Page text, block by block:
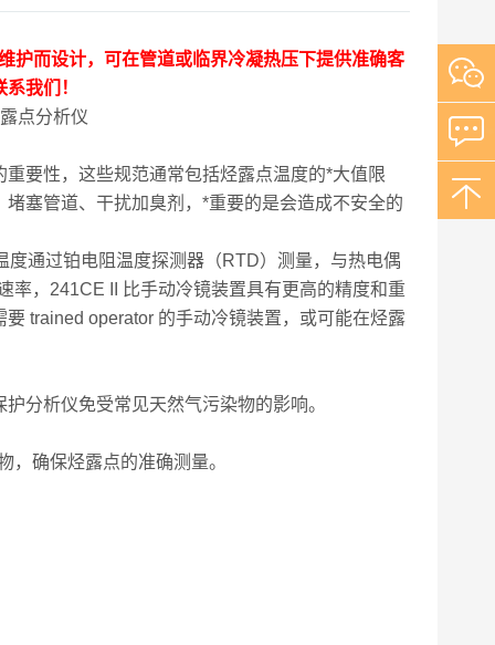
护而设计，可在管道或临界冷凝热压下提供准确客
我们！
要性，这些规范通常包括烃露点温度的*大值限
塞管道、干扰加臭剂，*重要的是会造成不安全的
通过铂电阻温度探测器（RTD）测量，与热电偶
率，241CE II 比手动冷镜装置具有更高的精度和重
trained operator 的手动冷镜装置，或可能在烃露
分析仪免受常见天然气污染物的影响。
，确保烃露点的准确测量。